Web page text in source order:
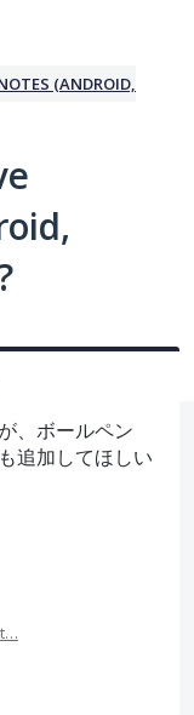
(ANDROID,
、ボールペン
追加してほしい